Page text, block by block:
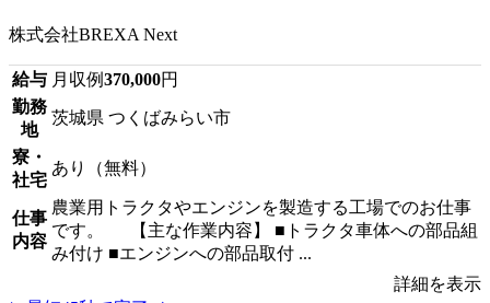
株式会社BREXA Next
給与 月収例370,000円
勤務
地
茨城県 つくばみらい市
寮・
社宅
あり（無料）
仕事
内容
農業用トラクタやエンジンを製造する工場でのお仕事
です。 【主な作業内容】 ■トラクタ車体への部品組
み付け ■エンジンへの部品取付 ...
詳細を表示